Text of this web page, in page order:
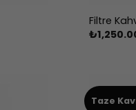
Filtre
₺
Taze